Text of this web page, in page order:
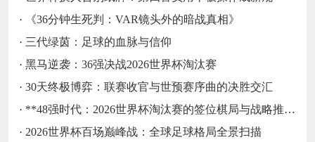
·
《36分钟生死判：VAR镜头外的暗战真相》
· 三代绿茵：足球的血脉与信仰
· 黑马逆袭：36强决战2026世界杯淘汰赛
· 30天终极博弈：联赛收官与世预赛序曲的决胜交汇
· **48强时代：2026世界杯淘汰赛的签位棋局与战略推演**
· 2026世界杯百场巅峰战：全球足球格局全景扫描